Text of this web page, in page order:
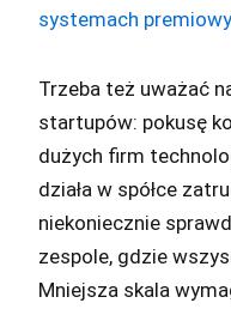
systemach
Trzeba też uważać
startupów: pokusę
dużych firm
działa w spółce
niekoniecznie
zespole, gdzie
Mniejsza skala